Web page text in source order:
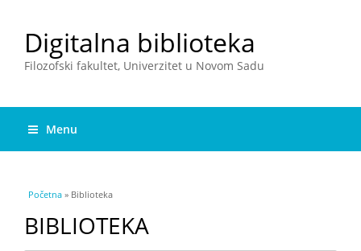
Digitalna biblioteka
Filozofski fakultet, Univerzitet u Novom Sadu
Menu
You are here
Početna » Biblioteka
BIBLIOTEKA